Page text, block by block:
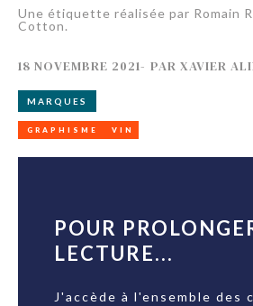
Une étiquette réalisée par Romain
Cotton.
18 NOVEMBRE 2021- PAR XAVIER
MARQUES
GRAPHISME VIN
POUR
LECTURE...
J'accède à l'ensemble des